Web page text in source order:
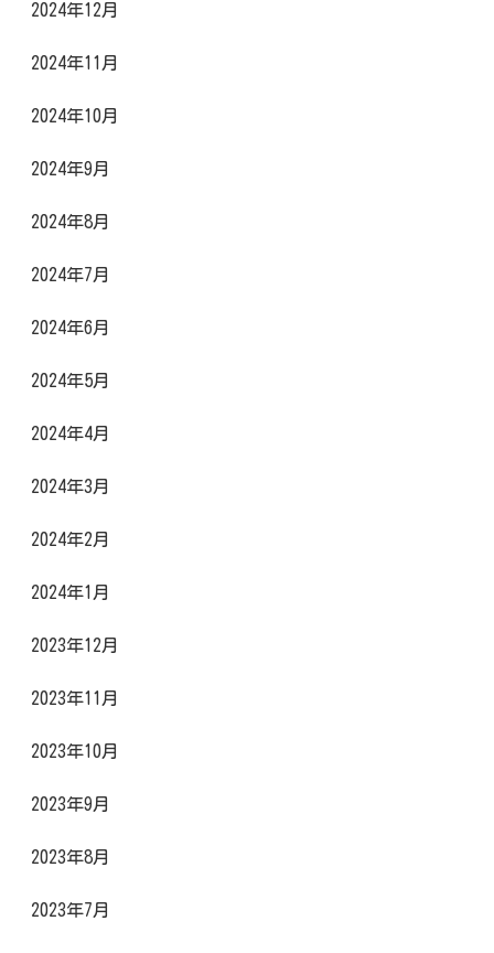
2024年12月
2024年11月
2024年10月
2024年9月
2024年8月
2024年7月
2024年6月
2024年5月
2024年4月
2024年3月
2024年2月
2024年1月
2023年12月
2023年11月
2023年10月
2023年9月
2023年8月
2023年7月